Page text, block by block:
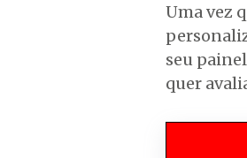
Uma vez
seu
quer